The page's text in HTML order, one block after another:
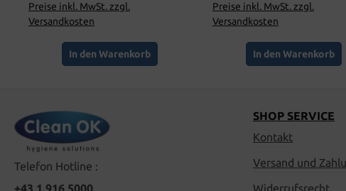
Preise inkl. MwSt. zzgl.
Versandkosten
In den Warenkorb
Preise inkl. MwSt. zzgl.
Versandkosten
In den Warenkorb
Telefon Hotline :
+43 1 916 5000
SHOP SERVICE
Kontakt
Versand und
Widerrufsrecht